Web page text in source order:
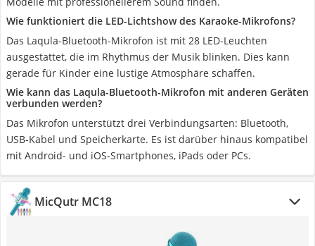
Wie funktioniert die LED-Lichtshow des Karaoke-Mikrofons?
Das Laqula-Bluetooth-Mikrofon ist mit 28 LED-Leuchten
ausgestattet, die im Rhythmus der Musik blinken. Dies kann
gerade für Kinder eine lustige Atmosphäre schaffen.
Wie kann das Laqula-Bluetooth-Mikrofon mit anderen Geräten
verbunden werden?
Das Mikrofon unterstützt drei Verbindungsarten: Bluetooth,
USB-Kabel und Speicherkarte. Es ist darüber hinaus kompatibel
mit Android- und iOS-Smartphones, iPads oder PCs.
MicQutr MC18